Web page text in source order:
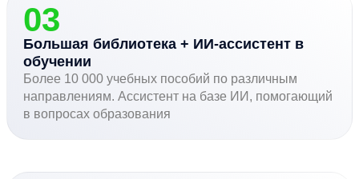
03
Большая библиотека + ИИ-ассистент в
обучении
Более 10 000 учебных пособий по различным
направлениям. Ассистент на базе ИИ, помогающий
в вопросах образования